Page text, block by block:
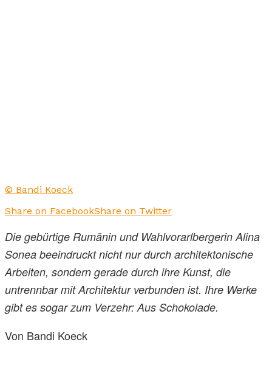
© Bandi Koeck
Share on FacebookShare on Twitter
Die gebürtige Rumänin und Wahlvorarlbergerin Alina
Sonea beeindruckt nicht nur durch architektonische
Arbeiten, sondern gerade durch ihre Kunst, die
untrennbar mit Architektur verbunden ist. Ihre Werke
gibt es sogar zum Verzehr: Aus Schokolade.
Von Bandi Koeck